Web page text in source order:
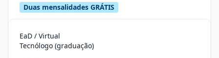
Duas mensalidades GRÁTIS
EaD / Virtual
Tecnólogo (graduação)